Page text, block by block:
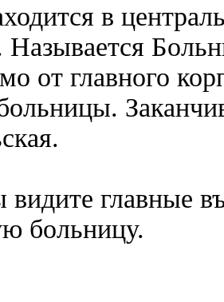
в
Называется
от главного
главные
больницу.